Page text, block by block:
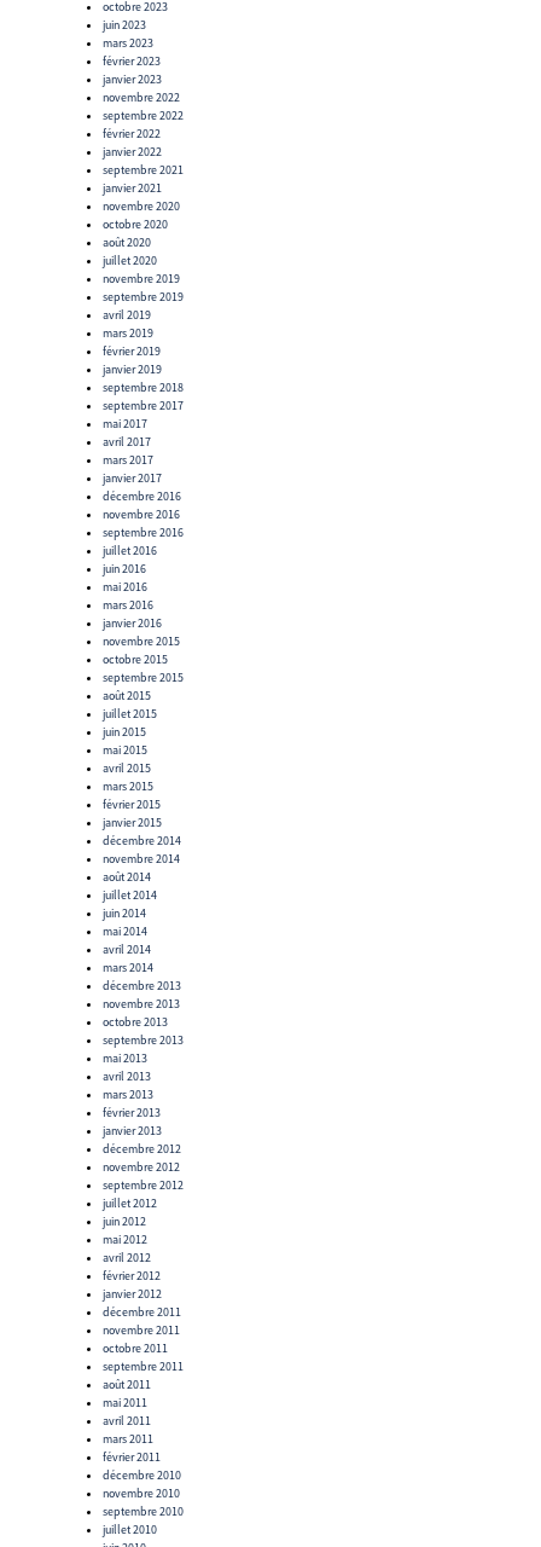
octobre 2023
juin 2023
mars 2023
février 2023
janvier 2023
novembre 2022
septembre 2022
février 2022
janvier 2022
septembre 2021
janvier 2021
novembre 2020
octobre 2020
août 2020
juillet 2020
novembre 2019
septembre 2019
avril 2019
mars 2019
février 2019
janvier 2019
septembre 2018
septembre 2017
mai 2017
avril 2017
mars 2017
janvier 2017
décembre 2016
novembre 2016
septembre 2016
juillet 2016
juin 2016
mai 2016
mars 2016
janvier 2016
novembre 2015
octobre 2015
septembre 2015
août 2015
juillet 2015
juin 2015
mai 2015
avril 2015
mars 2015
février 2015
janvier 2015
décembre 2014
novembre 2014
août 2014
juillet 2014
juin 2014
mai 2014
avril 2014
mars 2014
décembre 2013
novembre 2013
octobre 2013
septembre 2013
mai 2013
avril 2013
mars 2013
février 2013
janvier 2013
décembre 2012
novembre 2012
septembre 2012
juillet 2012
juin 2012
mai 2012
avril 2012
février 2012
janvier 2012
décembre 2011
novembre 2011
octobre 2011
septembre 2011
août 2011
mai 2011
avril 2011
mars 2011
février 2011
décembre 2010
novembre 2010
septembre 2010
juillet 2010